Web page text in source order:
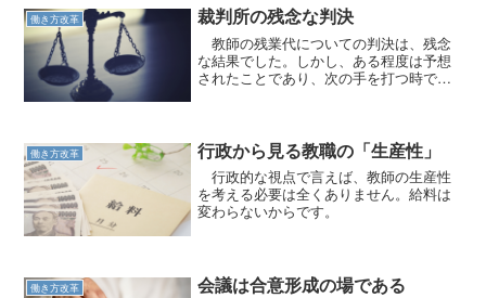
働き方改革 裁判所の残念な判決
教師の残業代についての判決は、残念
な結果でした。しかし、ある程度は予想
されたことであり、次の手を打つ時で
働き方改革 行政から見る教職の「生産性」
行政的な視点で言えば、教師の生産性
を考える必要は全くありません。給料は
変わらないからです。
働き方改革 会議は合意形成の場である